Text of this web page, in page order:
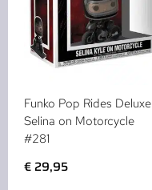
Funko Pop Rides Deluxe
Selina on Motorcycle
#281
€ 29,95